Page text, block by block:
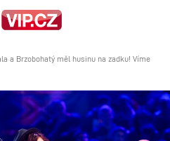
a Brzobohatý měl husinu na zadku! Víme